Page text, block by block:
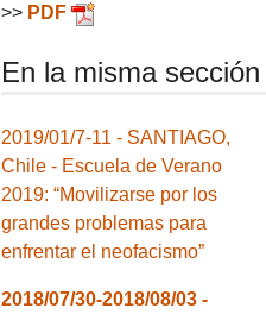
>> PDF
En la misma sección
2019/01/7-11 - SANTIAGO,
Chile - Escuela de Verano
2019: “Movilizarse por los
grandes problemas para
enfrentar el neofacismo”
2018/07/30-2018/08/03 -